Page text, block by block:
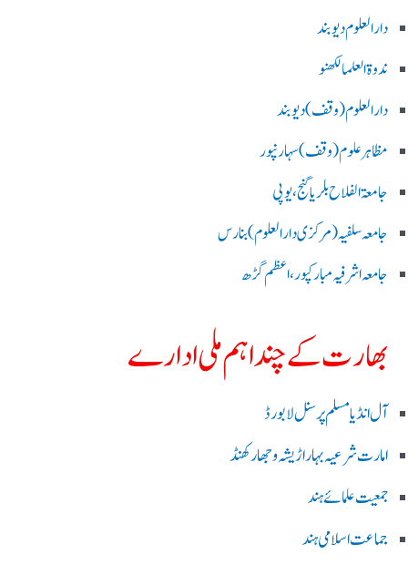
دارالعلوم دیوبند
ندوۃالعلما لکھنو
دارالعلوم (وقف)دیوبند
مظاہرعلوم (وقف)سہارنپور
جامعۃ الفلاح بلریاگنج،یوپی
جامعہ سلفیہ(مرکزی دارالعلوم )بنارس
جامعہ اشرفیہ مبارکپور،اعظم گڑھ
بھارت کے چند اہم ملی ادارے
آل انڈیا مسلم پرسنل لا بورڈ
امارت شرعیہ بہار اڑیشہ و جھارکھنڈ
جمعیت علمائے ہند
جماعت اسلامی ہند